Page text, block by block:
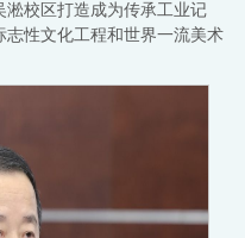
校区打造成为传承工业记
性文化工程和世界一流美术